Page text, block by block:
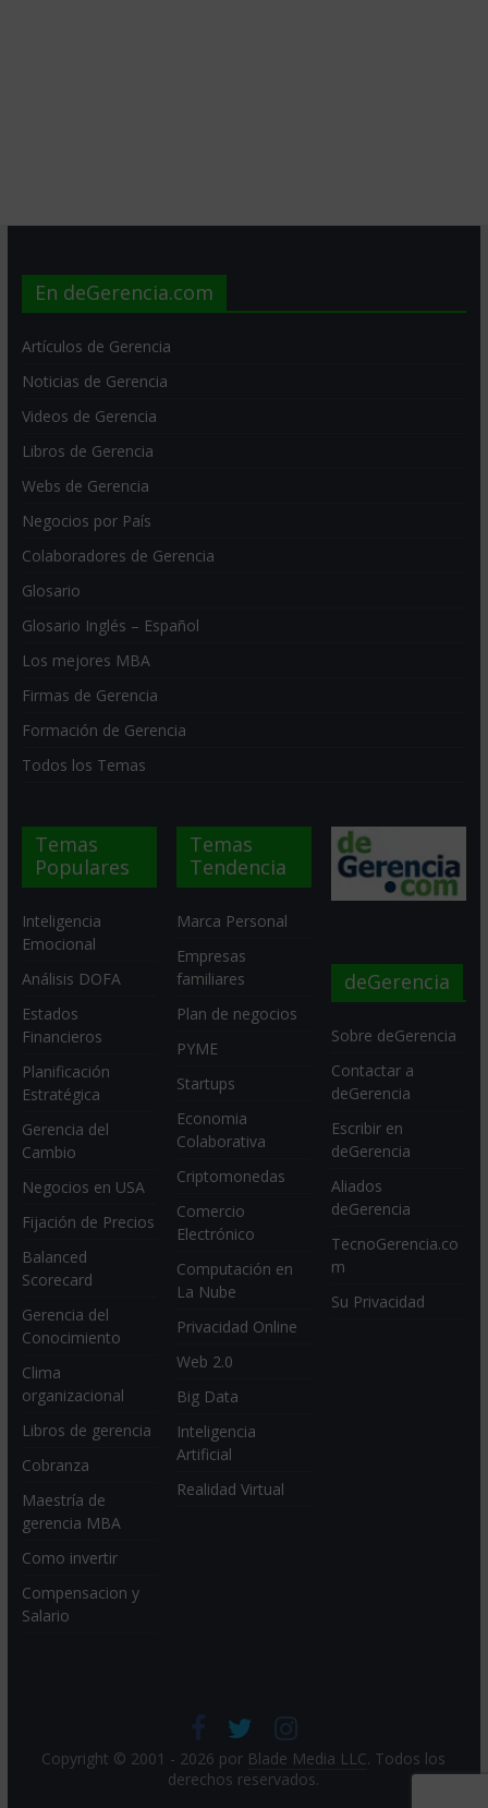
En deGerencia.com
Artículos de Gerencia
Noticias de Gerencia
Videos de Gerencia
Libros de Gerencia
Webs de Gerencia
Negocios por País
Colaboradores de Gerencia
Glosario
Glosario Inglés – Español
Los mejores MBA
Firmas de Gerencia
Formación de Gerencia
Todos los Temas
Temas
Populares
Inteligencia
Emocional
Análisis DOFA
Estados
Financieros
Planificación
Estratégica
Gerencia del
Cambio
Negocios en USA
Fijación de Precios
Balanced
Scorecard
Gerencia del
Conocimiento
Clima
organizacional
Libros de gerencia
Cobranza
Maestría de
gerencia MBA
Como invertir
Compensacion y
Salario
Temas
Tendencia
Marca Personal
Empresas
familiares
Plan de negocios
PYME
Startups
Economia
Colaborativa
Criptomonedas
Comercio
Electrónico
Computación en
La Nube
Privacidad Online
Web 2.0
Big Data
Inteligencia
Artificial
Realidad Virtual
deGerencia
Sobre deGerencia
Contactar a
deGerencia
Escribir en
deGerencia
Aliados
deGerencia
TecnoGerencia.co
m
Su Privacidad
Copyright © 2001 - 2026 por Blade Media LLC. Todos los
derechos reservados.